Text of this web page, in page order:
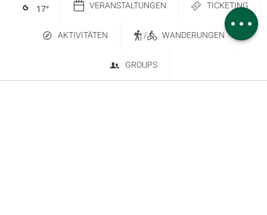
Kommentare
17° VERANSTALTUNGEN TICKETING
AKTIVITÄTEN / WANDERUNGEN
GROUPS